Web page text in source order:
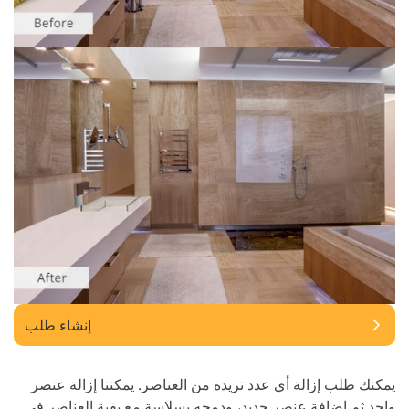
إنشاء طلب
يمكنك طلب إزالة أي عدد تريده من العناصر. يمكننا إزالة عنصر